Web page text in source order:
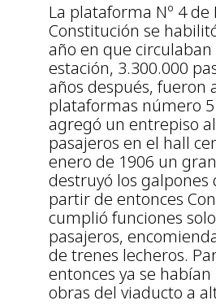
La plataforma Nº 4 de
Constitución se
año en que circulaban
estación, 3.300.000
años después, fueron
plataformas número 5
agregó un entrepiso
pasajeros en el hall
enero de 1906 un
destruyó los galpones
partir de entonces
cumplió funciones
pasajeros,
de trenes lecheros.
entonces ya se
obras del viaducto a